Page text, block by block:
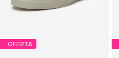
OFERTA